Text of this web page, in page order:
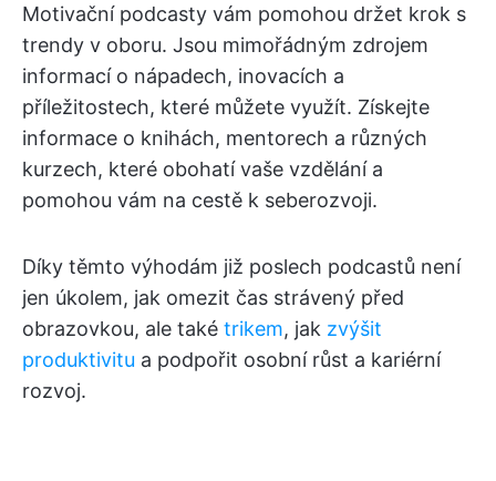
Motivační podcasty vám pomohou držet krok s
trendy v oboru. Jsou mimořádným zdrojem
informací o nápadech, inovacích a
příležitostech, které můžete využít. Získejte
informace o knihách, mentorech a různých
kurzech, které obohatí vaše vzdělání a
pomohou vám na cestě k seberozvoji.
Díky těmto výhodám již poslech podcastů není
jen úkolem, jak omezit čas strávený před
obrazovkou, ale také trikem, jak zvýšit
produktivitu a podpořit osobní růst a kariérní
rozvoj.